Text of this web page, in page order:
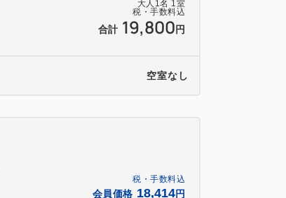
大人 1名 1室
税・手数料込
合計 19,800 円
空室なし
税・手数料込
会員価格 18,414円